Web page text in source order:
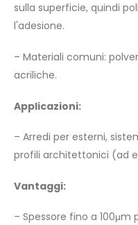
sulla superficie, quindi
l'adesione.
– Materiali comuni:
acriliche.
Applicazioni:
– Arredi per esterni,
profili architettonici (ad
Vantaggi:
– Spessore fino a